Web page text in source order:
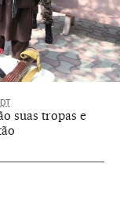
suas tropas e